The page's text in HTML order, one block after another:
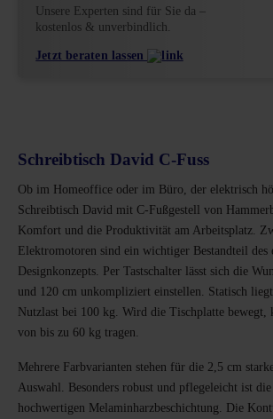
Unsere Experten sind für Sie da –
kostenlos & unverbindlich.
Jetzt beraten lassen
Schreibtisch David C-Fuss
Ob im Homeoffice oder im Büro, der elektrisch
Schreibtisch David mit C-Fußgestell von
Komfort und die Produktivität am Arbeitsplatz.
Elektromotoren sind ein wichtiger Bestandteil des
Designkonzepts. Per Tastschalter lässt sich die
und 120 cm unkompliziert einstellen. Statisch
Nutzlast bei 100 kg. Wird die Tischplatte bewegt,
von bis zu 60 kg tragen.
Mehrere Farbvarianten stehen für die 2,5 cm
Auswahl. Besonders robust und pflegeleicht ist
hochwertigen Melaminharzbeschichtung. Die